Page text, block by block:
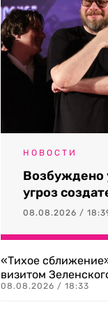
НОВОСТИ
Возбуждено
угроз
08.08.2026 /
«Тихое
визитом
08.08.2026 / 18:33